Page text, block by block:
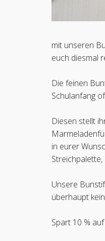
mit unseren
euch diesmal
Die feinen
Schulanfang
Diesen stellt
in eurer
Unsere
überhaupt
Spart 10 %